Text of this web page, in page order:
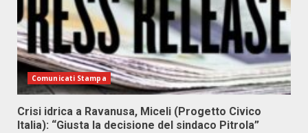
Comunicati Stampa
Crisi idrica a Ravanusa, Miceli (Progetto Civico
Italia): “Giusta la decisione del sindaco Pitrola”